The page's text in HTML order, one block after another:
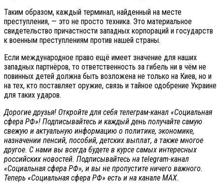
Таким образом, каждый терминал, найденный на месте
преступления, — это не просто техника. Это материальное
свидетельство причастности западных корпораций и государств
к военным преступлениям против нашей страны.
Если международное право ещё имеет значение для наших
западных партнёров, то ответственность за гибель ни в чём не
повинных детей должна быть возложена не только на Киев, но и
на тех, кто поставляет оружие, связь и тайное одобрение Украине
для таких ударов.
Дорогие друзья! Откройте для себя телеграм-канал «Социальная
сфера РФ»! Подписывайтесь и каждый день получайте самую
свежую и актуальную информацию о политике, экономике,
назначении пенсий, пособий, детских выплат, а также многое
другое. С нами вы всегда будете в курсе самых интересных
российских новостей. Подписывайтесь на telegram-канал
«Социальная сфера РФ», и вы не пропустите ничего важного.
Теперь «Социальная сфера РФ» есть и на канале МАХ.